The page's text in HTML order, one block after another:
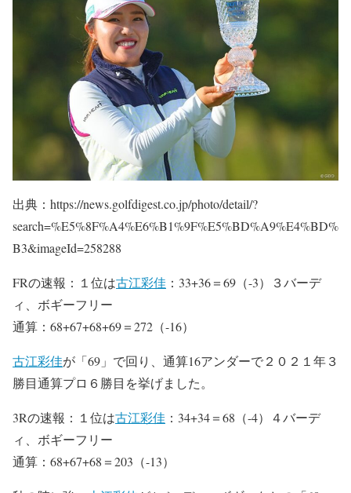
出典：https://news.golfdigest.co.jp/photo/detail/?
search=%E5%8F%A4%E6%B1%9F%E5%BD%A9%E4%BD%
B3&imageId=258288
FRの速報：１位は古江彩佳 ：33+36＝69（-3）３バーデ
ィ、ボギーフリー
通算：68+67+68+69＝272（-16）
古江彩佳が「69」で回り、通算16アンダーで２０２１年３
勝目通算プロ６勝目を挙げました。
3Rの速報：１位は古江彩佳 ：34+34＝68（-4）４バーデ
ィ、ボギーフリー
通算：68+67+68＝203（-13）